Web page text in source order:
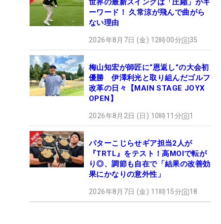
世界の最新スイングは「圧縮」がキ
ーワード！ 久常涼が飛んで曲がら
ない理由
2026年8月7日 (金) 12時00分 35
梅山知宏が師匠に“恩返し”の大会初
優勝 伊澤利光と取り組んだゴルフ
改革の日々【MAIN STAGE JOYX
OPEN】
2026年8月2日 (日) 10時11分 1
パターこじらせギア担当2人が
『TRTL』をテスト！高MOIで転が
り◎、調節も自在で「結果の改善効
果にかなりの意外性」
2026年8月7日 (金) 11時15分 18